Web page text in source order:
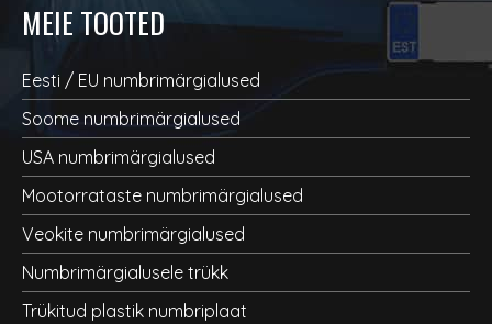
MEIE TOOTED
Eesti / EU numbrimärgialused
Soome numbrimärgialused
USA numbrimärgialused
Mootorrataste numbrimärgialused
Veokite numbrimärgialused
Numbrimärgialusele trükk
Trükitud plastik numbriplaat